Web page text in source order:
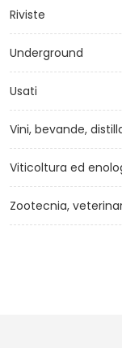
Riviste
Underground
Usati
Vini, bevande,
Viticoltura ed
Zootecnia,